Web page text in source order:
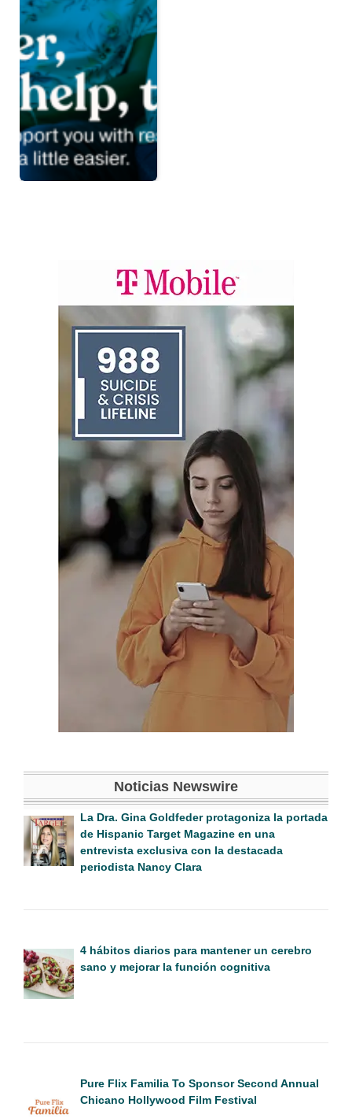
Noticias Newswire
La Dra. Gina Goldfeder protagoniza la portada
de Hispanic Target Magazine en una
entrevista exclusiva con la destacada
periodista Nancy Clara
4 hábitos diarios para mantener un cerebro
sano y mejorar la función cognitiva
Pure Flix Familia To Sponsor Second Annual
Chicano Hollywood Film Festival